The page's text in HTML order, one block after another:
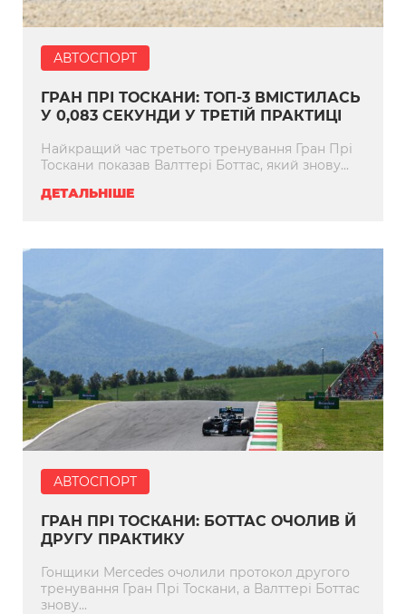
АВТОСПОРТ
ГРАН ПРІ ТОСКАНИ: ТОП-3 ВМІСТИЛАСЬ
У 0,083 СЕКУНДИ У ТРЕТІЙ ПРАКТИЦІ
Найкращий час третього тренування Гран Прі
Тоскани показав Валттері Боттас, який знову...
ДЕТАЛЬНІШЕ
АВТОСПОРТ
ГРАН ПРІ ТОСКАНИ: БОТТАС ОЧОЛИВ Й
ДРУГУ ПРАКТИКУ
Гонщики Mercedes очолили протокол другого
тренування Гран Прі Тоскани, а Валттері Боттас
знову...